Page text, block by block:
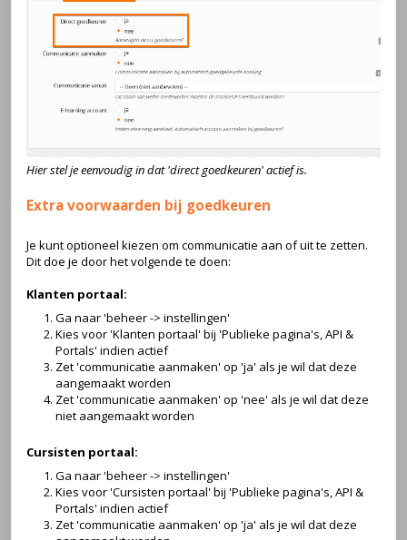
Hier stel je eenvoudig in dat 'direct goedkeuren' actief is.
Extra voorwaarden bij goedkeuren
Je kunt optioneel kiezen om communicatie aan of uit te zetten.
Dit doe je door het volgende te doen:
Klanten portaal:
Ga naar 'beheer -> instellingen'
Kies voor 'Klanten portaal' bij 'Publieke pagina's, API &
Portals' indien actief
Zet 'communicatie aanmaken' op 'ja' als je wil dat deze
aangemaakt worden
Zet 'communicatie aanmaken' op 'nee' als je wil dat deze
niet aangemaakt worden
Cursisten portaal:
Ga naar 'beheer -> instellingen'
Kies voor 'Cursisten portaal' bij 'Publieke pagina's, API &
Portals' indien actief
Zet 'communicatie aanmaken' op 'ja' als je wil dat deze